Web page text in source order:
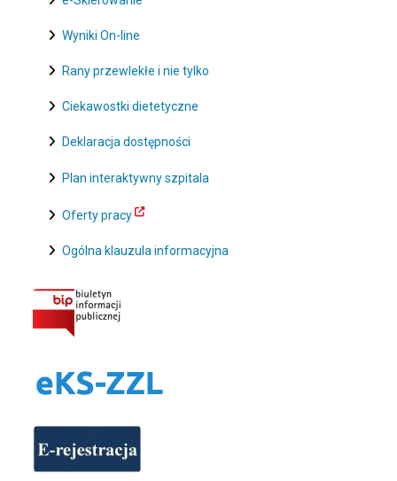
Wyniki On-line
Rany przewlekłe i nie tylko
Ciekawostki dietetyczne
Deklaracja dostępności
Plan interaktywny szpitala
Oferty pracy
Ogólna klauzula informacyjna